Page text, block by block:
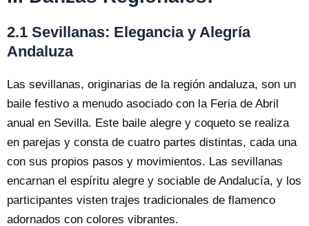
2.1 Sevillanas: Elegancia y Alegría
Andaluza
Las sevillanas, originarias de la región andaluza, son un
baile festivo a menudo asociado con la Feria de Abril
anual en Sevilla. Este baile alegre y coqueto se realiza
en parejas y consta de cuatro partes distintas, cada una
con sus propios pasos y movimientos. Las sevillanas
encarnan el espíritu alegre y sociable de Andalucía, y los
participantes visten trajes tradicionales de flamenco
adornados con colores vibrantes.